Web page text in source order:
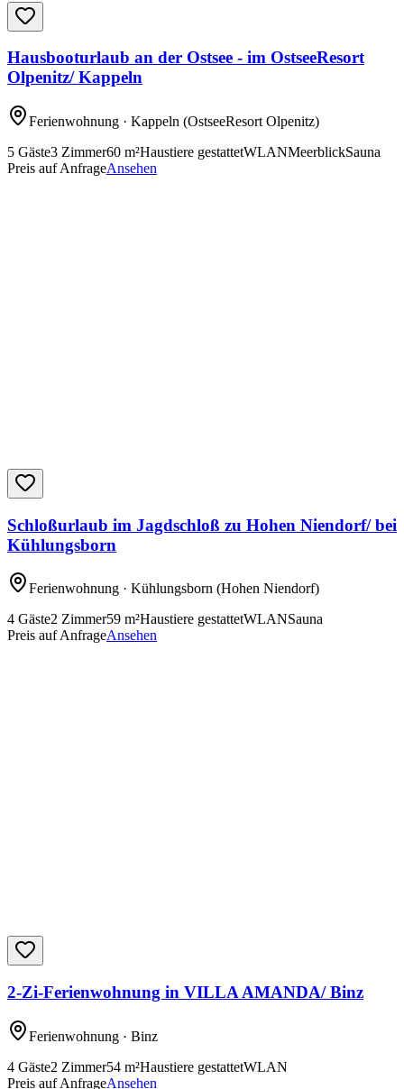
Hausbooturlaub an der Ostsee - im OstseeResort
Olpenitz/ Kappeln
Ferienwohnung · Kappeln (OstseeResort Olpenitz)
5 Gäste3 Zimmer60 m²Haustiere gestattetWLANMeerblickSauna
Preis auf AnfrageAnsehen
Schloßurlaub im Jagdschloß zu Hohen Niendorf/ bei
Kühlungsborn
Ferienwohnung · Kühlungsborn (Hohen Niendorf)
4 Gäste2 Zimmer59 m²Haustiere gestattetWLANSauna
Preis auf AnfrageAnsehen
2-Zi-Ferienwohnung in VILLA AMANDA/ Binz
Ferienwohnung · Binz
4 Gäste2 Zimmer54 m²Haustiere gestattetWLAN
Preis auf AnfrageAnsehen